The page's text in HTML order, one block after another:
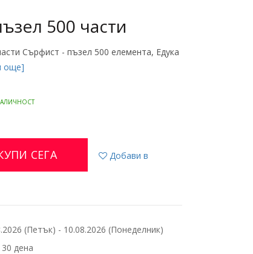
500 части
Сърфист - пъзел 500 елемента, Едука
още]
СЕГА
Добави в
(Петък) - 10.08.2026 (Понеделник)
дена